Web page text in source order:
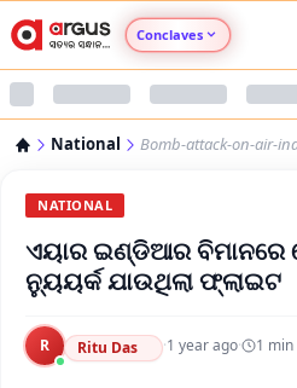
Conclaves
Argus Health
Argus Swaad
National Bomb-attack-on-air-
NATIONAL
ଏୟାର ଇଣ୍ଡିଆର ବିମାନରେ
ନ୍ୟୁୟର୍କ ଯାଉଥିଲା ଫ୍ଲାଇଟ
R Ritu Das ·1 year ago· 1